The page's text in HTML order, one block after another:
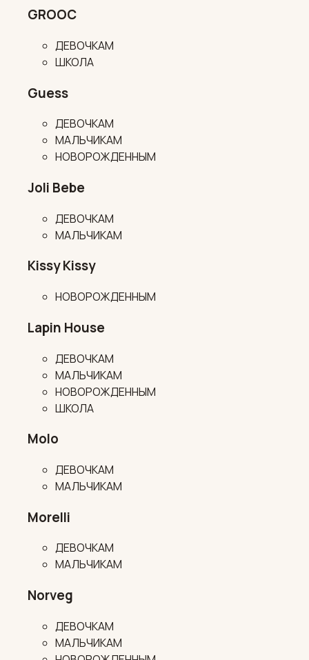
GROOC
ДЕВОЧКАМ
ШКОЛА
Guess
ДЕВОЧКАМ
МАЛЬЧИКАМ
НОВОРОЖДЕННЫМ
Joli Bebe
ДЕВОЧКАМ
МАЛЬЧИКАМ
Kissy Kissy
НОВОРОЖДЕННЫМ
Lapin House
ДЕВОЧКАМ
МАЛЬЧИКАМ
НОВОРОЖДЕННЫМ
ШКОЛА
Molo
ДЕВОЧКАМ
МАЛЬЧИКАМ
Morelli
ДЕВОЧКАМ
МАЛЬЧИКАМ
Norveg
ДЕВОЧКАМ
МАЛЬЧИКАМ